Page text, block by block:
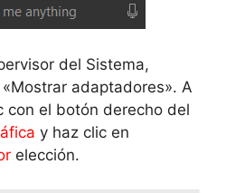
del Sistema,
adaptadores». A
con el botón derecho del
y haz clic en
elección.